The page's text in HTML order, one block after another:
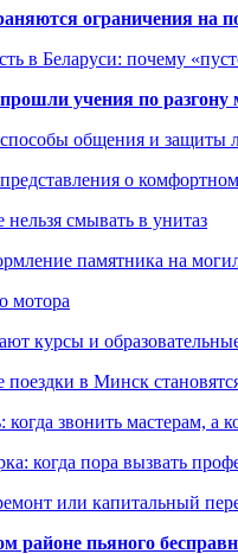
ограничения на
в Беларуси: почему
учения по разгону
общения и защиты
о
смывать в унитаз
памятника на
мотора
курсы и
поездки в Минск
звонить мастерам, а
когда пора вызвать
или капитальный
районе пьяного